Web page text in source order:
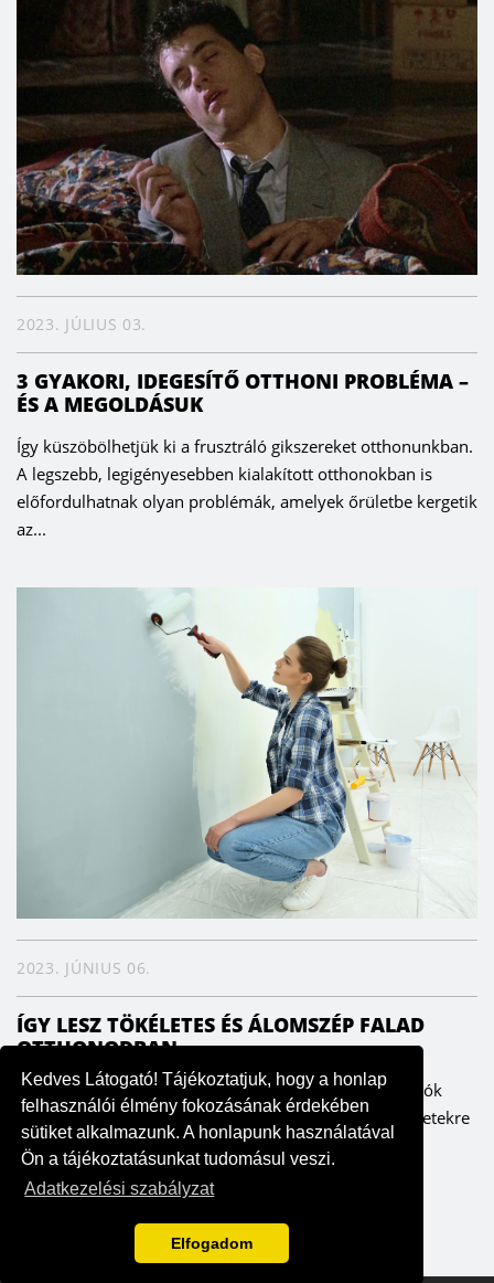
Kedves Látogató! Tájékoztatjuk, hogy a honlap
felhasználói élmény fokozásának érdekében
sütiket alkalmazunk. A honlapunk használatával
Ön a tájékoztatásunkat tudomásul veszi.
Adatkezelési szabályzat
Elfogadom
2023. JÚLIUS 03.
3 GYAKORI, IDEGESÍTŐ OTTHONI PROBLÉMA –
ÉS A MEGOLDÁSUK
Így küszöbölhetjük ki a frusztráló gikszereket otthonunkban.
A legszebb, legigényesebben kialakított otthonokban is
előfordulhatnak olyan problémák, amelyek őrületbe kergetik
az...
2023. JÚNIUS 06.
ÍGY LESZ TÖKÉLETES ÉS ÁLOMSZÉP FALAD
OTTHONODBAN
A falak meghatározzák az enteriőrt, ezáltal pedig a lakók
hangulatát is. Fontos ezért, hogy odafigyeljünk a részletekre
– szerencsére költség- és időhatékonyan is ki lehet...